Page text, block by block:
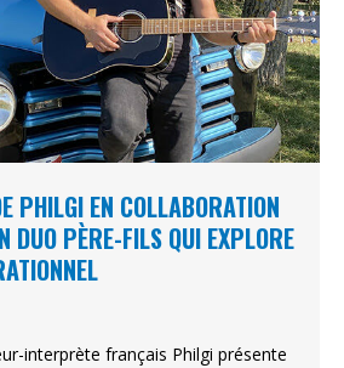
PHILGI EN COLLABORATION
DUO PÈRE-FILS QUI EXPLORE
interprète français Philgi présente